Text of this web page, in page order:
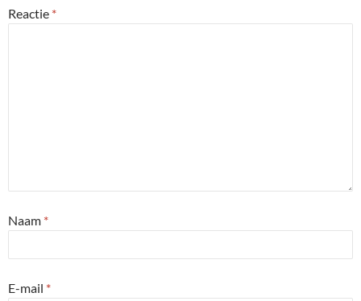
Reactie *
Naam *
E-mail *